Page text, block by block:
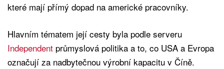
které mají přímý dopad na americké pracovníky.
Hlavním tématem její cesty byla podle serveru
Independent průmyslová politika a to, co USA a Evropa
označují za nadbytečnou výrobní kapacitu v Číně.